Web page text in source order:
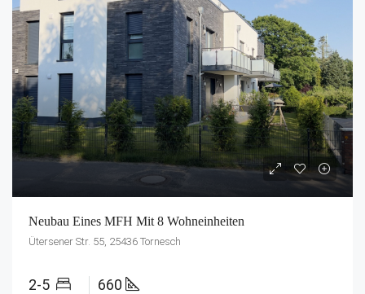
Neubau Eines MFH Mit 8 Wohneinheiten
Ütersener Str. 55, 25436 Tornesch
2-5 660